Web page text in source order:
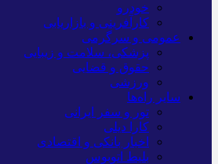
خودرو
کارآفرینی و بازاریابی
عمومی و سرگرمی
پزشکی، سلامت و زیبایی
حقوق و قضایی
ورزشی
سایر راه‌ها
تور و سفر ایرانی
کارا دیلی
اخبار بانکی و اقتصادی
بلیط اتوبوس